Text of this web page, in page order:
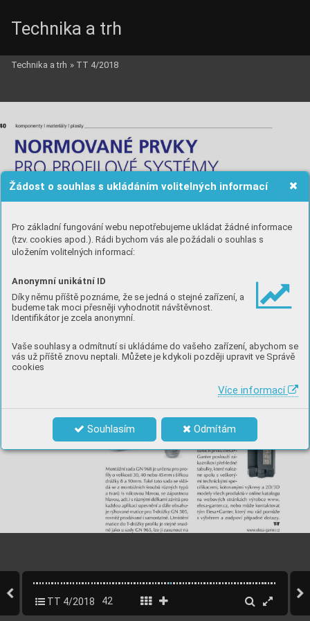
Žádost o souhlas s ukládáním volitelných informací
Pro základní fungování webu nepotřebujeme ukládat žádné informace
(tzv. cookies apod.). Rádi bychom vás ale požádali o souhlas s
uložením volitelných informací:
Anonymní unikátní ID
Díky němu příště poznáme, že se jedná o stejné zařízení, a
budeme tak moci přesněji vyhodnotit návštěvnost.
Identifikátor je zcela anonymní.
Vaše souhlasy a odmítnutí si ukládáme do vašeho zařízení, abychom se
vás už příště znovu neptali. Můžete je kdykoli později upravit ve Správě
cookies
Více informací
Souhlasím Odmítám
Technika a trh
Technika a trh » TT 4/2018
TT 4/2018 42